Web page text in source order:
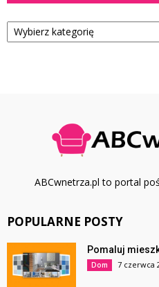
Kategorie
ABCwnetrza.pl to portal
POPULARNE POSTY
Pomaluj
Dom 7 czerwca